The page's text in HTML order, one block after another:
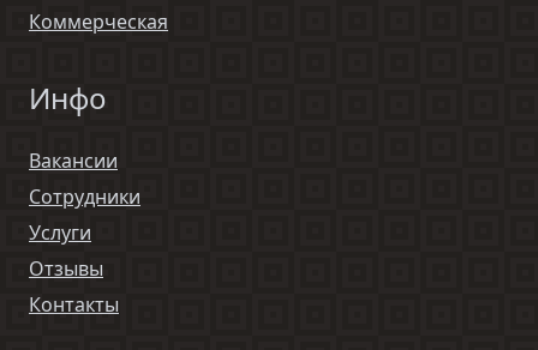
Коммерческая
Инфо
Вакансии
Сотрудники
Услуги
Отзывы
Контакты